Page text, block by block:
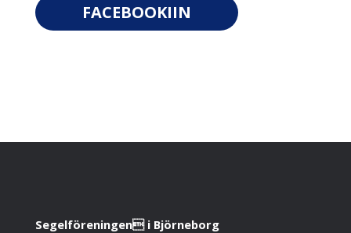
FACEBOOKIIN
Segelföreningen i Björneborg